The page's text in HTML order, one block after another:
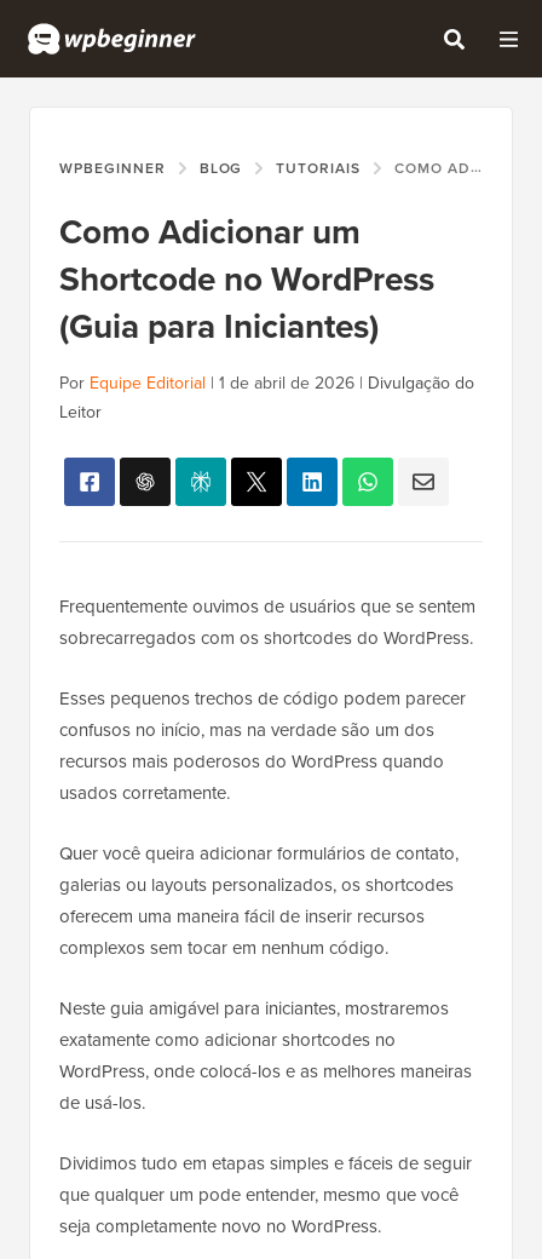
WPBEGINNER BLOG TUTORIAIS COMO ADICIONAR UM SHORTCODE NO WORDPRESS (GUIA PARA INICIANTES)
Como Adicionar um
Shortcode no WordPress
(Guia para Iniciantes)
Por Equipe Editorial | 1 de abril de 2026 | Divulgação do
Leitor
Frequentemente ouvimos de usuários que se sentem
sobrecarregados com os shortcodes do WordPress.
Esses pequenos trechos de código podem parecer
confusos no início, mas na verdade são um dos
recursos mais poderosos do WordPress quando
usados corretamente.
Quer você queira adicionar formulários de contato,
galerias ou layouts personalizados, os shortcodes
oferecem uma maneira fácil de inserir recursos
complexos sem tocar em nenhum código.
Neste guia amigável para iniciantes, mostraremos
exatamente como adicionar shortcodes no
WordPress, onde colocá-los e as melhores maneiras
de usá-los.
Dividimos tudo em etapas simples e fáceis de seguir
que qualquer um pode entender, mesmo que você
seja completamente novo no WordPress.